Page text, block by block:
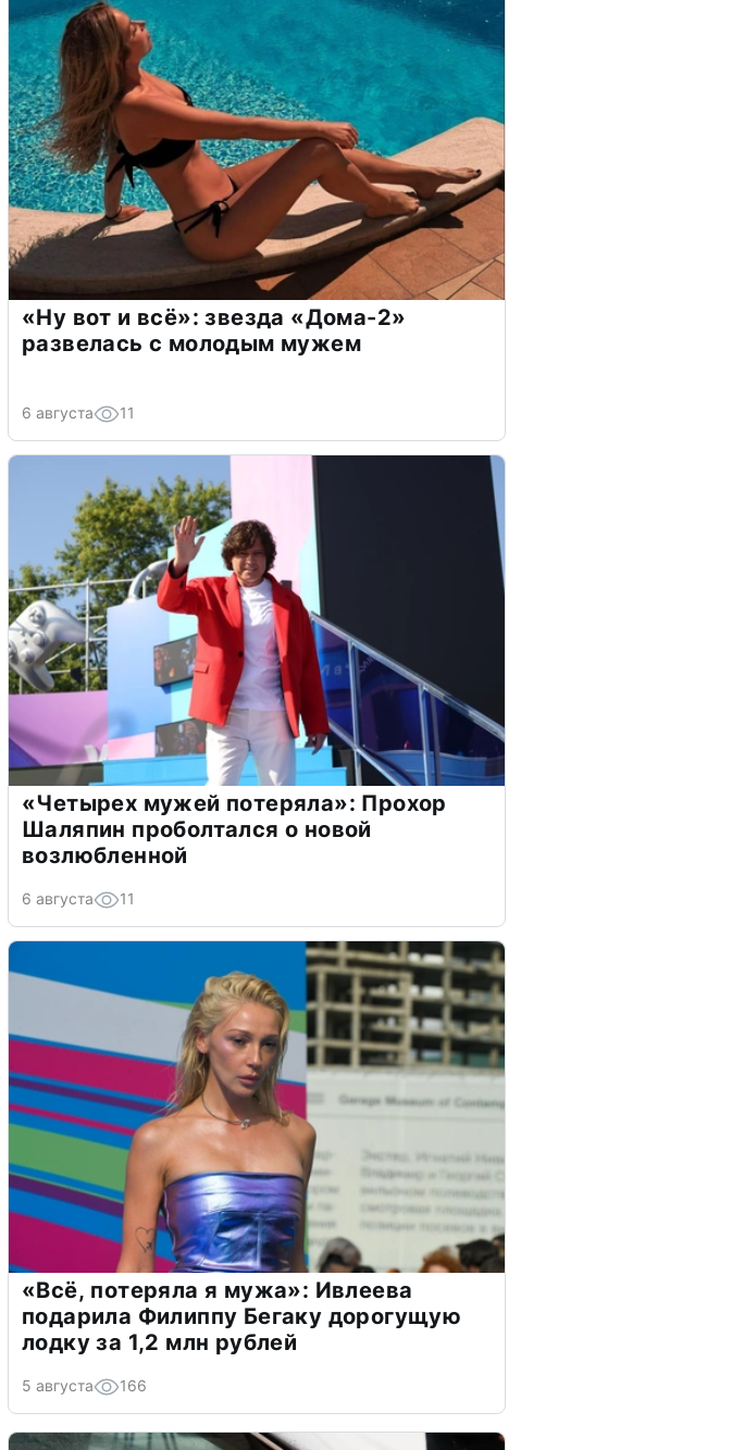
«Ну вот и всё»: звезда «Дома-2»
развелась с молодым мужем
6 августа 11
«Четырех мужей потеряла»: Прохор
Шаляпин проболтался о новой
возлюбленной
6 августа 11
«Всё, потеряла я мужа»: Ивлеева
подарила Филиппу Бегаку дорогущую
лодку за 1,2 млн рублей
5 августа 166